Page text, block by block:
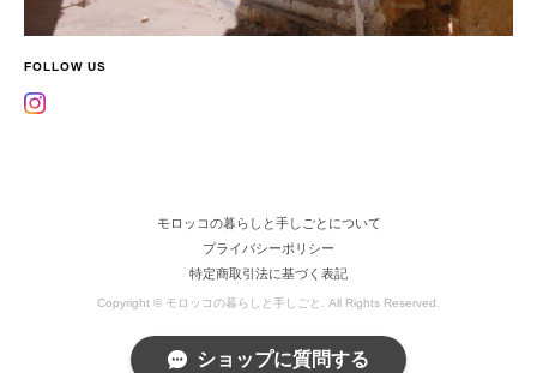
FOLLOW US
モロッコの暮らしと手しごとについて
プライバシーポリシー
特定商取引法に基づく表記
Copyright © モロッコの暮らしと手しごと. All Rights Reserved.
ショップに質問する